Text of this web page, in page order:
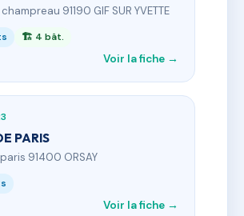
91190 GIF SUR YVETTE
🏗 4 bât.
Voir la fiche →
PARIS
91400 ORSAY
Voir la fiche →